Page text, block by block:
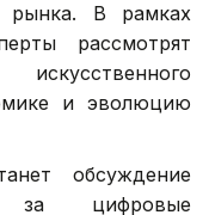
рынка. В рамках
рассмотрят
и эволюцию
обсуждение
за цифровые